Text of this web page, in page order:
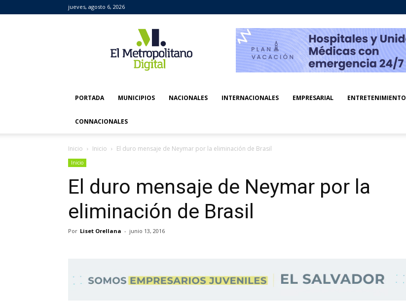
jueves, agosto 6, 2026
Metropolitano
Digital
PORTADA MUNICIPIOS NACIONALES INTERNACIONALES EMPRESARIAL ENTRETENIMIENTO
CONNACIONALES
Inicio Inicio El duro mensaje de Neymar por la eliminación de Brasil
Inicio
El duro mensaje de Neymar por la
eliminación de Brasil
Por Liset Orellana - junio 13, 2016